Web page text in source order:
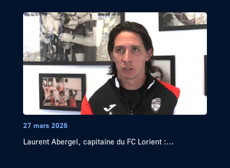
27 mars 2026
Laurent Abergel, capitaine du FC Lorient :...